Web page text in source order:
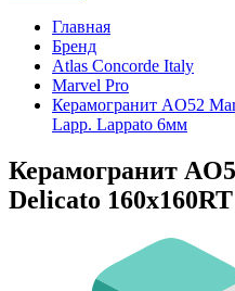
Главная
Бренд
Atlas Concorde Italy
Marvel Pro
Керамогранит AO52
Lapp. Lappato 6мм
Керамогранит
Delicato